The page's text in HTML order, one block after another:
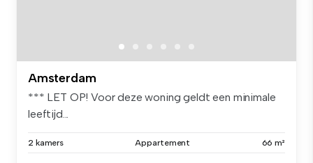
Amsterdam
*** LET OP! Voor deze woning geldt een minimale
leeftijd...
2 kamers Appartement 66 m²